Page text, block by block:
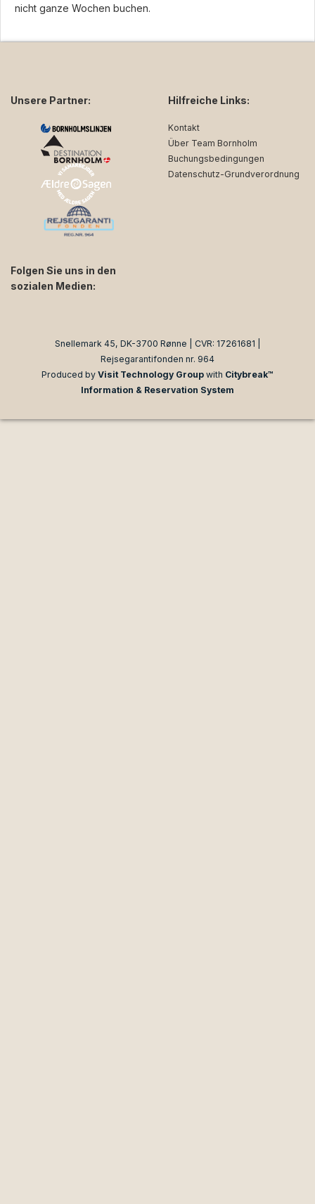
nicht ganze Wochen buchen.
Unsere Partner:
Folgen Sie uns in den
sozialen Medien:
Hilfreiche Links:
Kontakt
Über Team Bornholm
Buchungsbedingungen
Datenschutz-Grundverordnung
Snellemark 45, DK-3700 Rønne | CVR: 17261681 |
Rejsegarantifonden nr. 964
Produced by Visit Technology Group with Citybreak™
Information & Reservation System